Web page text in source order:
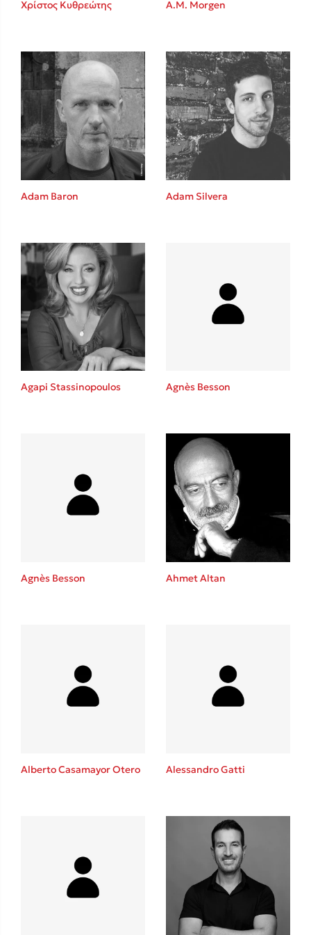
Καθρέφτης
Sebastian Fitzek
Playlist
Στέφανος Ξενάκης
Το λεξικό της ζωής σου
Το λιμάνι μου είσαι εσύ
Ιωάννης Γλωσσόπουλος
Πάνω, κάτω, μπροστά, πίσω
Η μέθοδος Αφήστε τους
Χρίστος Κυθρεώτης A.M. Morgen
Adam Baron Adam Silvera
Agapi Stassinopoulos Agnès Besson
Agnès Besson Ahmet Altan
Alberto Casamayor Otero Alessandro Gatti